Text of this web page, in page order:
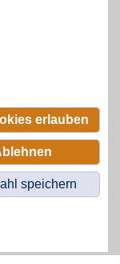
erlauben
speichern